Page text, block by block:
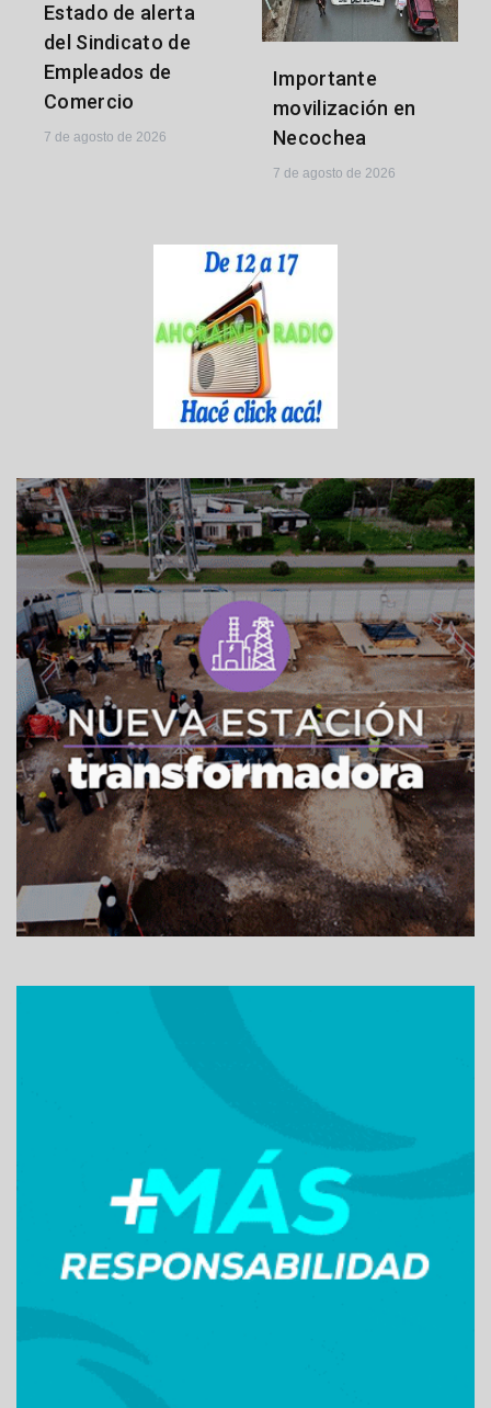
Estado de alerta
del Sindicato de
Empleados de
Comercio
7 de agosto de 2026
Importante
movilización en
Necochea
7 de agosto de 2026